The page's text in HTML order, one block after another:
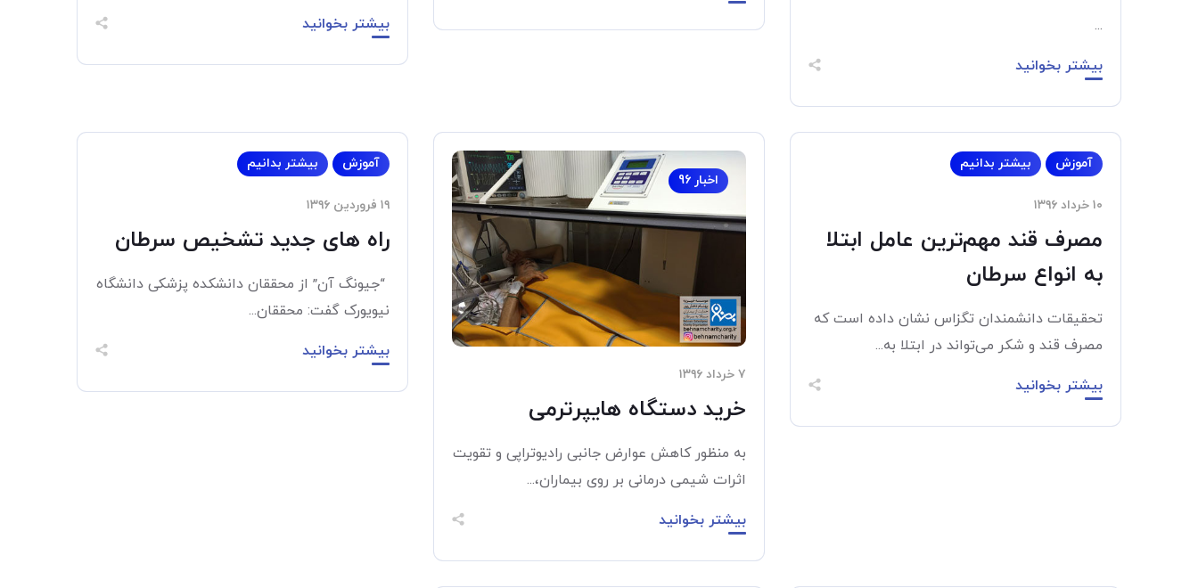
...
بیشتر بخوانید
بیشتر بخوانید
آموزش بیشتر بدانیم
۱۰ خرداد ۱۳۹۶
مصرف قند مهم‌ترین عامل ابتلا
به انواع سرطان
تحقیقات دانشمندان تگزاس نشان داده است که
مصرف قند و شکر می‌تواند در ابتلا به...
بیشتر بخوانید
اخبار 96
۷ خرداد ۱۳۹۶
خرید دستگاه هایپرترمی
به منظور کاهش عوارض جانبی رادیوتراپی و تقویت
اثرات شیمی درمانی بر روی بیماران،...
بیشتر بخوانید
آموزش بیشتر بدانیم
۱۹ فروردین ۱۳۹۶
راه های جدید تشخیص سرطان
“جیونگ آن” از محققان دانشکده پزشکی دانشگاه
نیویورک گفت: محققان...
بیشتر بخوانید